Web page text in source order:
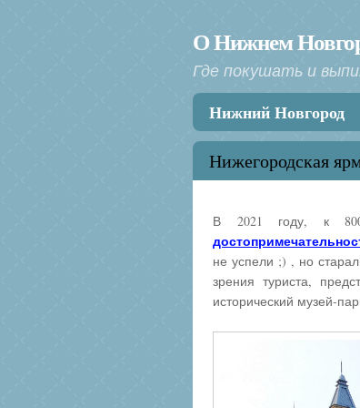
О Нижнем
Где покушать и
МенюПерейти к содержанию
Нижний Новгород
Нижегородская
В 2021 году, к
не успели ;) , но
зрения туриста,
исторический музей-